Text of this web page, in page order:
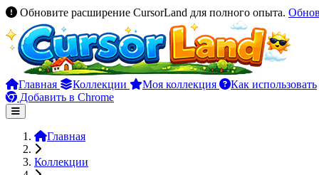
Обновите расширение CursorLand для полного опыта.
Главная Коллекции Моя коллекция
Как использовать
Добавить в Chrome
Главная
Коллекции